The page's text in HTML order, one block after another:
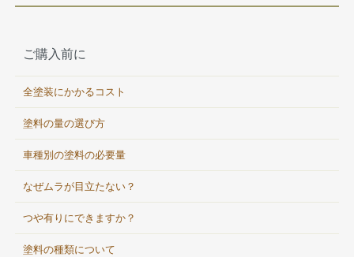
ご購入前に
全塗装にかかるコスト
塗料の量の選び方
車種別の塗料の必要量
なぜムラが目立たない？
つや有りにできますか？
塗料の種類について